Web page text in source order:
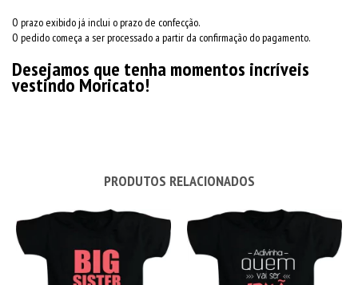
O prazo exibido já inclui o prazo de confecção.
O pedido começa a ser processado a partir da confirmação do pagamento.
Desejamos que tenha momentos incríveis
vestindo Moricato!
PRODUTOS RELACIONADOS